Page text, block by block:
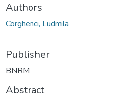
Authors
Corghenci, Ludmila
Publisher
BNRM
Abstract